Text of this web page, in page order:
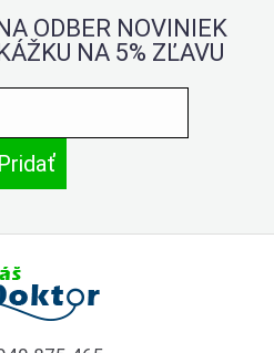
ODBER NOVINIEK
NA 5% ZĽAVU